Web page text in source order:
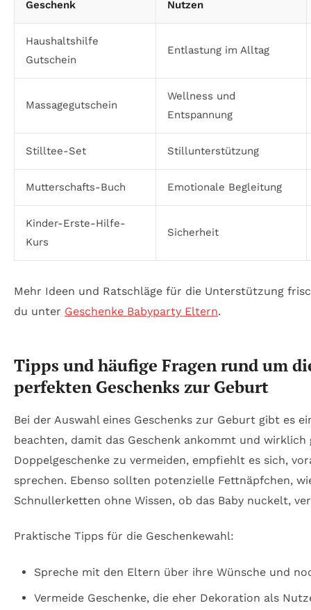
Geschenk Nutzen
Haushaltshilfe
Gutschein
Entlastung im Alltag
Massagegutschein
Wellness und
Entspannung
Stilltee-Set Stillunterstützung
Mutterschafts-Buch Emotionale Begleitung
Kinder-Erste-Hilfe-
Kurs
Sicherheit
Mehr Ideen und Ratschläge für die Unterstützung
du unter Geschenke Babyparty Eltern.
Tipps und häufige Fragen rund um
perfekten Geschenks zur Geburt
Bei der Auswahl eines Geschenks zur Geburt gibt es
beachten, damit das Geschenk ankommt und
Doppelgeschenke zu vermeiden, empfiehlt es sich,
sprechen. Ebenso sollten potenzielle Fettnäpfchen,
Schnullerketten ohne Wissen, ob das Baby nuckelt,
Praktische Tipps für die Geschenkewahl:
Spreche mit den Eltern über ihre Wünsche und
Vermeide Geschenke, die eher Dekoration als